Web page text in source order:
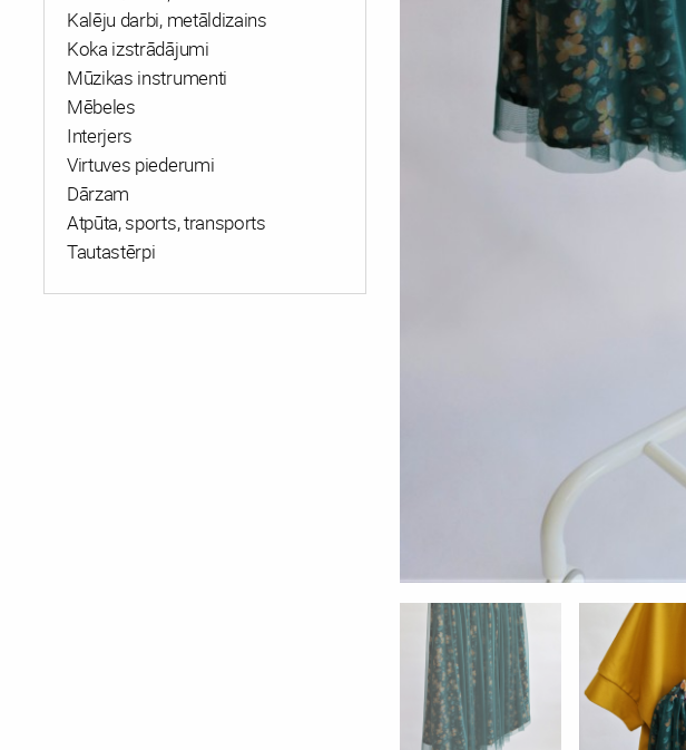
Kalēju darbi, metāldizains
Koka izstrādājumi
Mūzikas instrumenti
Mēbeles
Interjers
Virtuves piederumi
Dārzam
Atpūta, sports, transports
Tautastērpi